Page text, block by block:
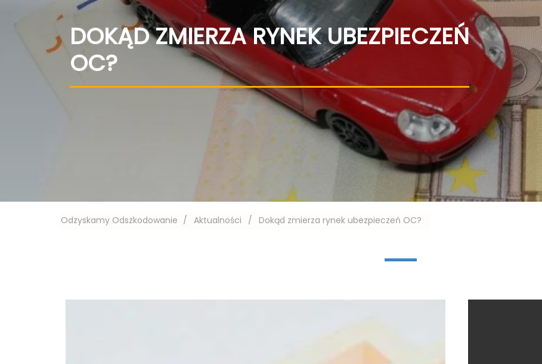
DOKĄD ZMIERZA RYNEK UBEZPIECZEŃ
OC?
Odzyskamy Odszkodowanie / Aktualności / Dokąd zmierza rynek ubezpieczeń OC?